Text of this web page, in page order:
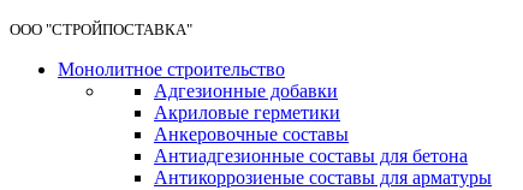
ООО "СТРОЙПОСТАВКА"
Монолитное строительство
Адгезионные добавки
Акриловые герметики
Анкеровочные составы
Антиадгезионные составы для бетона
Антикоррозиеные составы для арматуры